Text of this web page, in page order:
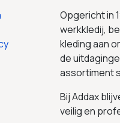
Opgericht in
werkkledij,
kleding aan
de
assortiment
Bij Addax
veilig en